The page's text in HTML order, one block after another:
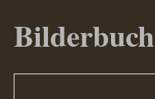
Bilderbuch